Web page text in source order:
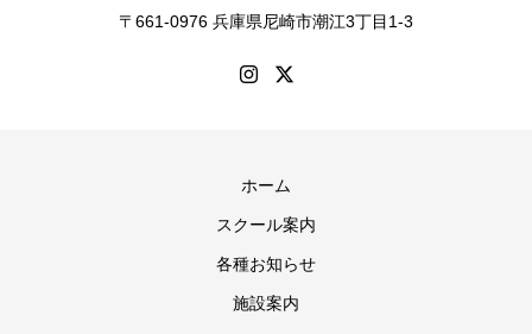
〒661-0976 兵庫県尼崎市潮江3丁目1-3
ホーム
スクール案内
各種お知らせ
施設案内